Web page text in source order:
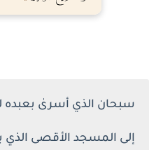
سبحان الذي أسرىٰ بعبده
إلى المسجد الأقصى الذي